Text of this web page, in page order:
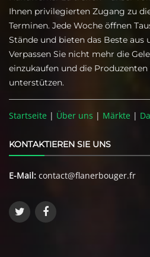
Ihnen privilegierten Zugang zu
Terminen. Jede Woche öffnen
Stände und bieten das Beste aus
Verpassen Sie nicht mehr die
einzukaufen und die Produzenten
unterstützen.
Startseite | Über uns | Märkte |
KONTAKTIEREN SIE UNS
E-Mail: contact@flanerbouger.fr